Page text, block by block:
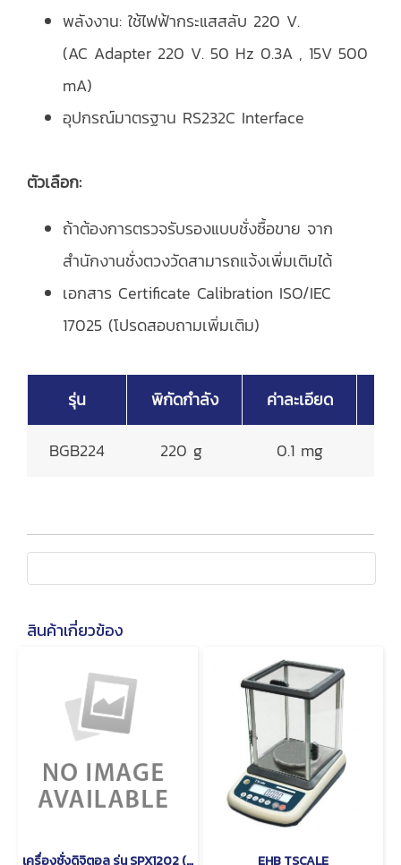
พลังงาน: ใช้ไฟฟ้ากระแสสลับ 220 V.
(AC Adapter 220 V. 50 Hz 0.3A , 15V 500
mA)
อุปกรณ์มาตรฐาน RS232C Interface
ตัวเลือก:
ถ้าต้องการตรวจรับรองแบบชั่งซื้อขาย จาก
สำนักงานชั่งตวงวัดสามารถแจ้งเพิ่มเติมได้
เอกสาร Certificate Calibration ISO/IEC
17025 (โปรดสอบถามเพิ่มเติม)
รุ่น พิกัดกำลัง ค่าละเอียด
BGB224 220 g 0.1 mg
สินค้าเกี่ยวข้อง
เครื่องชั่งดิจิตอล รุ่น SPX1202 (Scout) ยี่ห้อ OHAUS EHB TSCALE